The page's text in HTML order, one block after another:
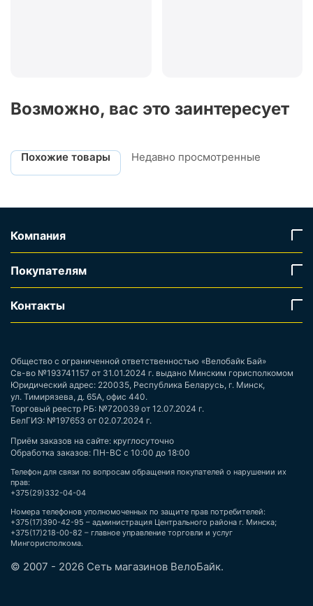
Возможно, вас это заинтересует
Похожие товары Недавно просмотренные
Компания
Покупателям
Контакты
Общество с ограниченной ответственностью «Велобайк Бай»
Св-во №193741157 от 31.01.2024 г. выдано Минским горисполкомом
Юридический адрес: 220035, Республика Беларусь, г. Минск,
ул. Тимирязева, д. 65А, офис 440.
Торговый реестр РБ: №720039 от 12.07.2024 г.
БелГИЭ: №197653 от 02.07.2024 г.
Приём заказов на сайте: круглосуточно
Обработка заказов: ПН-ВС с 10:00 до 18:00
Телефон для связи по вопросам обращения покупателей о нарушении их
прав:
+375(29)332-04-04
Номера телефонов уполномоченных по защите прав потребителей:
+375(17)390-42-95 – администрация Центрального района г. Минска;
+375(17)218-00-82 – главное управление торговли и услуг
Мингорисполкома.
© 2007 - 2026 Сеть магазинов ВелоБайк.